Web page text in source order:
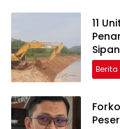
11
Berita